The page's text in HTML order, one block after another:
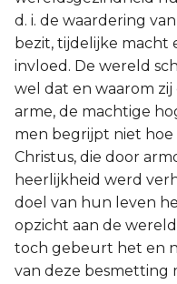
d. i. de waardering
bezit, tijdelijke macht
invloed. De wereld
wel dat en waarom
arme, de machtige
men begrijpt niet hoe
Christus, die door
heerlijkheid werd
doel van hun leven
opzicht aan de
toch gebeurt het en
van deze besmetting